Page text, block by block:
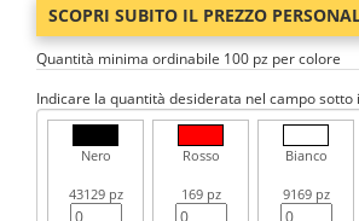
SCOPRI SUBITO IL PREZZO
Quantità minima ordinabile 100 pz per colore
Indicare la quantità desiderata nel campo sotto
Nero
43129 pz
Rosso
169 pz
Bianco
9169 pz